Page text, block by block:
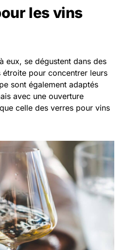
les vins
eux, se dégustent dans des
pour concentrer leurs
sont également adaptés
avec une ouverture
celle des verres pour vins